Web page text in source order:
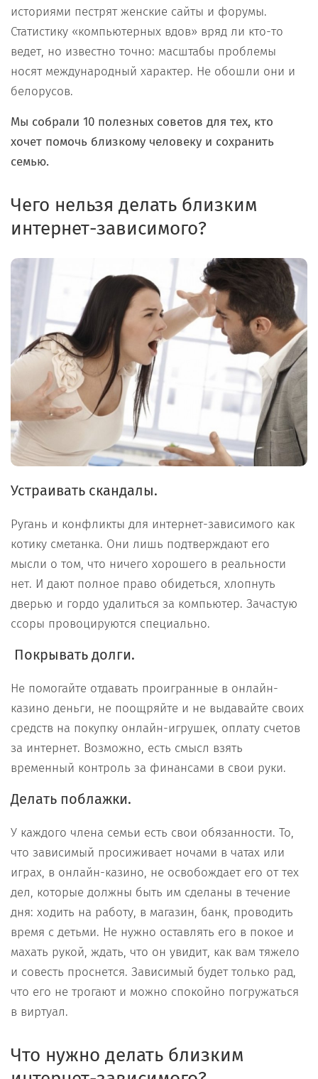
историями пестрят женские сайты и форумы.
Статистику «компьютерных вдов» вряд ли кто-то
ведет, но известно точно: масштабы проблемы
носят международный характер. Не обошли они и
белорусов.
Мы собрали 10 полезных советов для тех, кто
хочет помочь близкому человеку и сохранить
семью.
Чего нельзя делать близким
интернет-зависимого?
Устраивать скандалы.
Ругань и конфликты для интернет-зависимого как
котику сметанка. Они лишь подтверждают его
мысли о том, что ничего хорошего в реальности
нет. И дают полное право обидеться, хлопнуть
дверью и гордо удалиться за компьютер. Зачастую
ссоры провоцируются специально.
Покрывать долги.
Не помогайте отдавать проигранные в онлайн-
казино деньги, не поощряйте и не выдавайте своих
средств на покупку онлайн-игрушек, оплату счетов
за интернет. Возможно, есть смысл взять
временный контроль за финансами в свои руки.
Делать поблажки.
У каждого члена семьи есть свои обязанности. То,
что зависимый просиживает ночами в чатах или
играх, в онлайн-казино, не освобождает его от тех
дел, которые должны быть им сделаны в течение
дня: ходить на работу, в магазин, банк, проводить
время с детьми. Не нужно оставлять его в покое и
махать рукой, ждать, что он увидит, как вам тяжело
и совесть проснется. Зависимый будет только рад,
что его не трогают и можно спокойно погружаться
в виртуал.
Что нужно делать близким